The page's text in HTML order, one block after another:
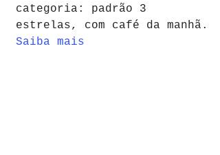
categoria: padrão 3
estrelas, com café da manhã.
Saiba mais